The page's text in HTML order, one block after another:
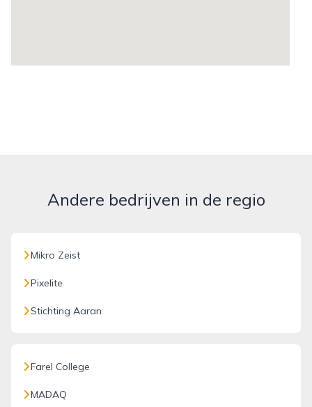
Andere bedrijven in de regio
Mikro Zeist
Pixelite
Stichting Aaran
Farel College
MADAQ